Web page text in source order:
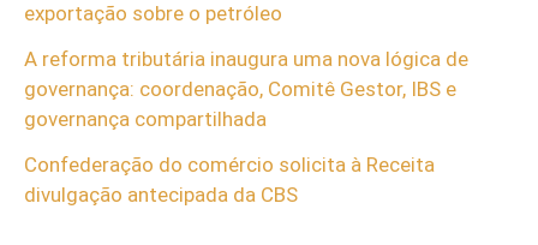
exportação sobre o petróleo
A reforma tributária inaugura uma nova lógica de
governança: coordenação, Comitê Gestor, IBS e
governança compartilhada
Confederação do comércio solicita à Receita
divulgação antecipada da CBS